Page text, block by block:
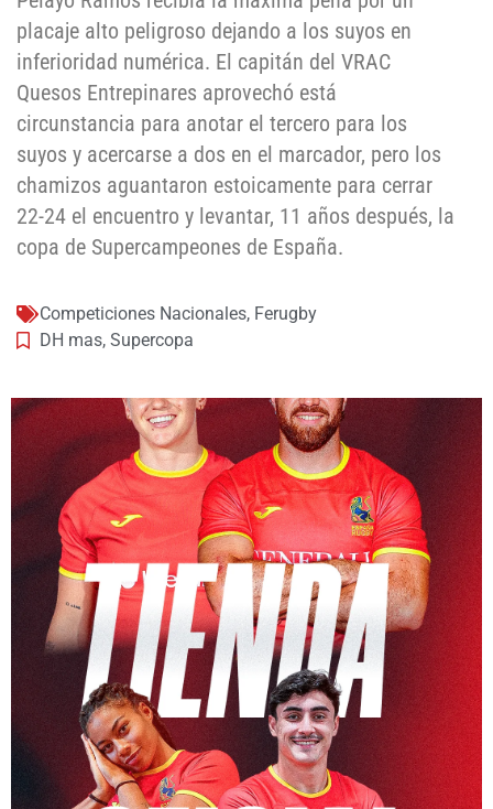
placaje alto peligroso dejando a los suyos en
inferioridad numérica. El capitán del VRAC
Quesos Entrepinares aprovechó está
circunstancia para anotar el tercero para los
suyos y acercarse a dos en el marcador, pero los
chamizos aguantaron estoicamente para cerrar
22-24 el encuentro y levantar, 11 años después, la
copa de Supercampeones de España.
Competiciones Nacionales, Ferugby
DH mas, Supercopa